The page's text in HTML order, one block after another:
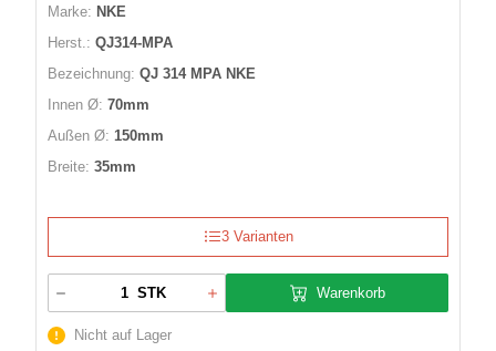
Marke: NKE
Herst.: QJ314-MPA
Bezeichnung: QJ 314 MPA NKE
Innen Ø: 70mm
Außen Ø: 150mm
Breite: 35mm
3 Varianten
STK Warenkorb
Nicht auf Lager